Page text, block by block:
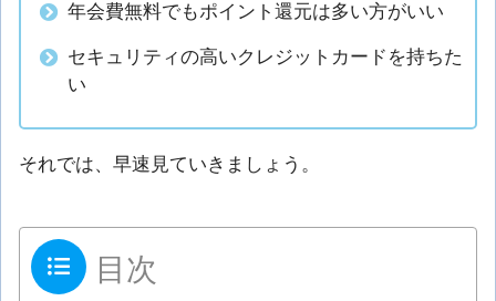
年会費無料でもポイント還元は多い方がいい
セキュリティの高いクレジットカードを持ちた
い
それでは、早速見ていきましょう。
目次